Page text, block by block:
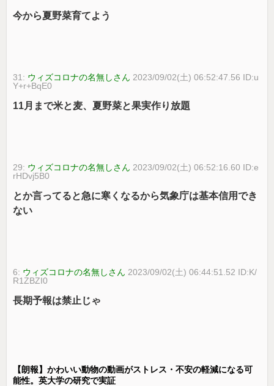
今から夏野菜育てよう
31: ウィズコロナの名無しさん 2023/09/02(土) 06:52:47.56 ID:u
Y+r+BqE0
11月まで米と麦、夏野菜と果実作り放題
29: ウィズコロナの名無しさん 2023/09/02(土) 06:52:16.60 ID:e
rHDvj5B0
とか言ってると急に寒くなるから気象庁は基本信用でき
ない
6: ウィズコロナの名無しさん 2023/09/02(土) 06:44:51.52 ID:K/
R1ZBZI0
長期予報は禁止じゃ
【朗報】かわいい動物の動画がストレス・不安の軽減になる可
能性。英大学の研究で実証